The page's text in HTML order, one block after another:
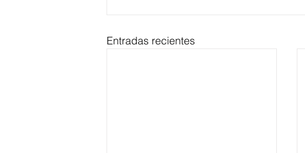
Entradas recientes